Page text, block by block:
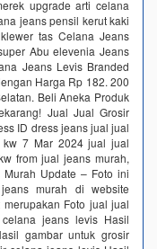
upgrade arti celana
jeans pensil kerut kaki
tas Celana Jeans
Abu elevenia Jeans
Jeans Levis Branded
Harga Rp 182. 200
Beli Aneka Produk
Jual Jual Grosir
ID dress jeans jual jual
7 Mar 2024 jual jual
from jual jeans murah,
Update – Foto ini
murah di website
Foto jual jual
jeans levis Hasil
gambar untuk grosir